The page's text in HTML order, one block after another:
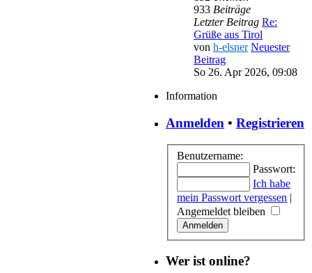
933 Beiträge
Letzter Beitrag Re:
Grüße aus Tirol
von h-elsner Neuester
Beitrag
So 26. Apr 2026, 09:08
Information
Anmelden • Registrieren
Benutzername:
Passwort:
Ich habe
mein Passwort vergessen |
Angemeldet bleiben
Wer ist online?